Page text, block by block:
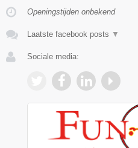
Openingstijden onbekend
Laatste facebook posts ▼
Sociale media: